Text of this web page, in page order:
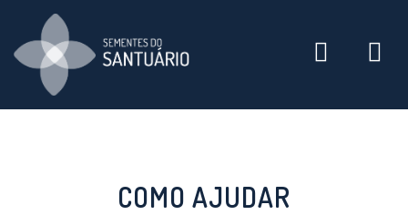
COMO AJUDAR